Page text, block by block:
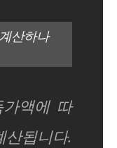
산하나
액에 따
됩니다.